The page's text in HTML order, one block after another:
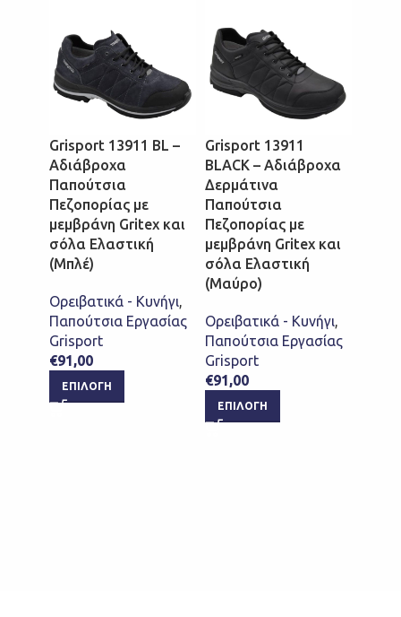
Grisport 13911 BL –
Αδιάβροχα
Παπούτσια
Πεζοπορίας με
μεμβράνη Gritex και
σόλα Ελαστική
(Μπλέ)
Ορειβατικά - Κυνήγι,
Παπούτσια Εργασίας
Grisport
€91,00
ΕΠΙΛΟΓΉ
Grisport 13911
BLACK – Αδιάβροχα
Δερμάτινα
Παπούτσια
Πεζοπορίας με
μεμβράνη Gritex και
σόλα Ελαστική
(Μαύρο)
Ορειβατικά - Κυνήγι,
Παπούτσια Εργασίας
Grisport
€91,00
ΕΠΙΛΟΓΉ